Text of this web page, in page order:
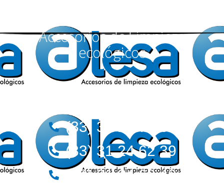
Accesorios de Limpieza
ecológicos
(33) 36 12 72 62
(33) 31 24 62 39
(33) 31 24 62 40